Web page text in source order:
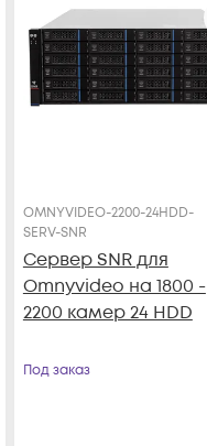
OMNYVIDEO-2200-24HDD-
SERV-SNR
Сервер SNR для
Omnyvideo на 1800 -
2200 камер 24 HDD
Под заказ